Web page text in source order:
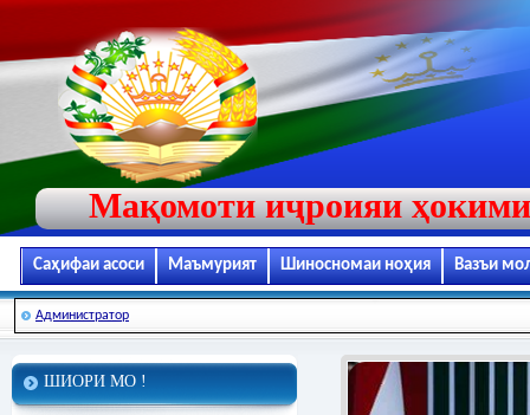
Мақомоти иҷроияи
Саҳифаи асоси Маъмурият Шиносномаи ноҳия Вазъи
Администратор
ШИОРИ МО !